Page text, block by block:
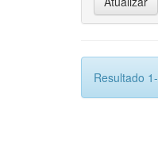
Resultado